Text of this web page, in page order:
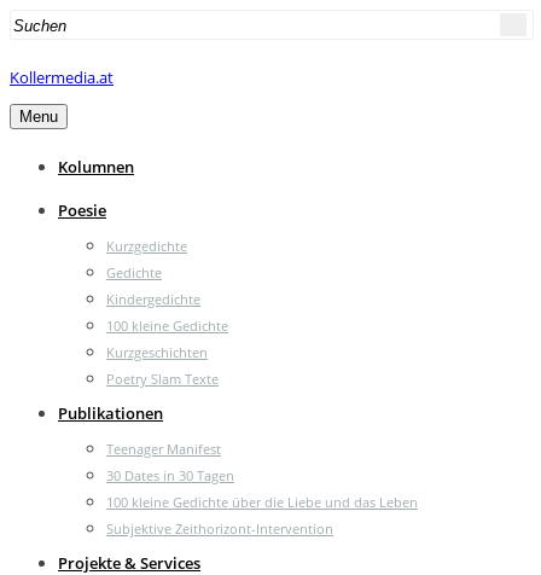
Search
Kollermedia.at
Menu
Kolumnen
Poesie
Kurzgedichte
Gedichte
Kindergedichte
100 kleine Gedichte
Kurzgeschichten
Poetry Slam Texte
Publikationen
Teenager Manifest
30 Dates in 30 Tagen
100 kleine Gedichte über die Liebe und das Leben
Subjektive Zeithorizont-Intervention
Projekte & Services